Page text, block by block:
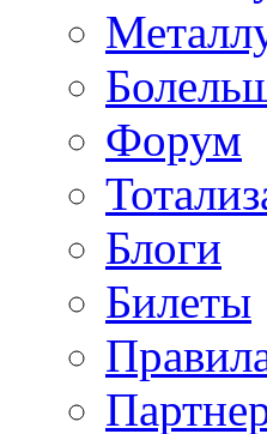
Форум
Блоги
Билеты